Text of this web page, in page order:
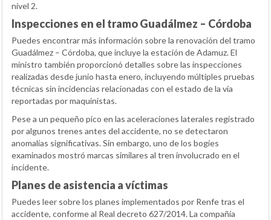
nivel 2.
Inspecciones en el tramo Guadálmez – Córdoba
Puedes encontrar más información sobre la renovación del tramo
Guadálmez – Córdoba, que incluye la estación de Adamuz. El
ministro también proporcionó detalles sobre las inspecciones
realizadas desde junio hasta enero, incluyendo múltiples pruebas
técnicas sin incidencias relacionadas con el estado de la vía
reportadas por maquinistas.
Pese a un pequeño pico en las aceleraciones laterales registrado
por algunos trenes antes del accidente, no se detectaron
anomalías significativas. Sin embargo, uno de los bogies
examinados mostró marcas similares al tren involucrado en el
incidente.
Planes de asistencia a víctimas
Puedes leer sobre los planes implementados por Renfe tras el
accidente, conforme al Real decreto 627/2014. La compañía